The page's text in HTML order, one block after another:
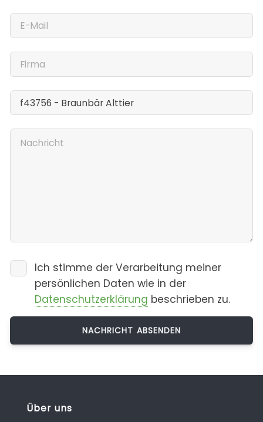
Ich stimme der Verarbeitung meiner
persönlichen Daten wie in der
Datenschutzerklärung beschrieben zu.
Über uns